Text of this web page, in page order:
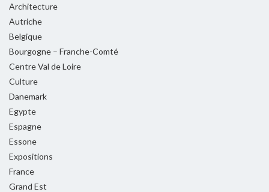
Architecture
Autriche
Belgique
Bourgogne – Franche-Comté
Centre Val de Loire
Culture
Danemark
Egypte
Espagne
Essone
Expositions
France
Grand Est